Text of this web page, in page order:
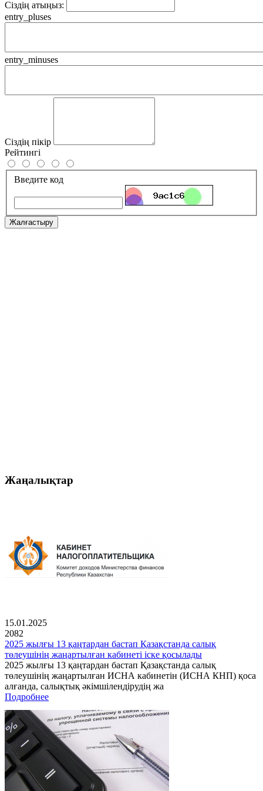
Сіздің атыңыз:
entry_pluses
entry_minuses
Сіздің пікір
Рейтингі
Введите код
Жалғастыру
Жаңалықтар
15.01.2025
2082
2025 жылғы 13 қаңтардан бастап Қазақстанда салық
төлеушінің жаңартылған кабинеті іске қосылады
2025 жылғы 13 қаңтардан бастап Қазақстанда салық
төлеушінің жаңартылған ИСНА кабинетін (ИСНА КНП) қоса
алғанда, салықтық әкімшілендірудің жа
Подробнее